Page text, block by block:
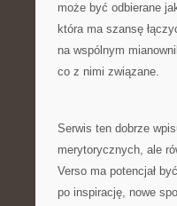
może być odbierane
która ma szansę
na wspólnym
co z nimi związane.
Serwis ten dobrze
merytorycznych, ale
Verso ma potencjał
po inspirację, nowe